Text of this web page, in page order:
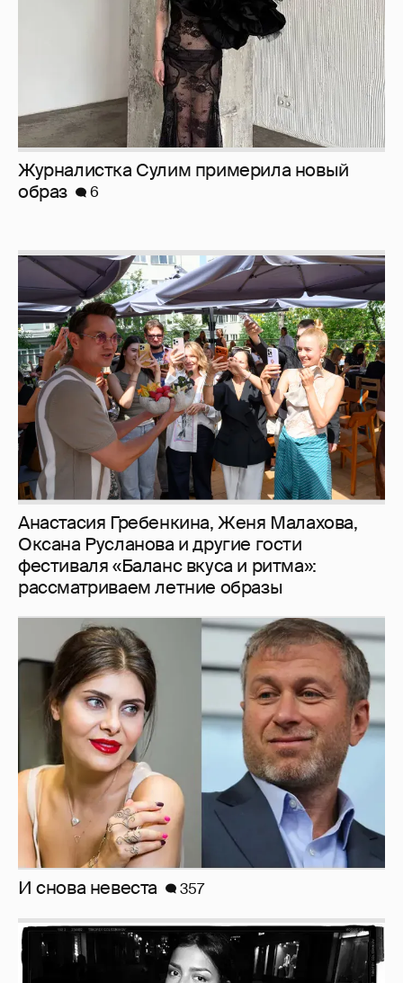
Анастасия Гребенкина, Женя Малахова,
Оксана Русланова и другие гости
фестиваля «Баланс вкуса и ритма»:
рассматриваем летние образы
И снова невеста 357
Рублёвские дочки 187